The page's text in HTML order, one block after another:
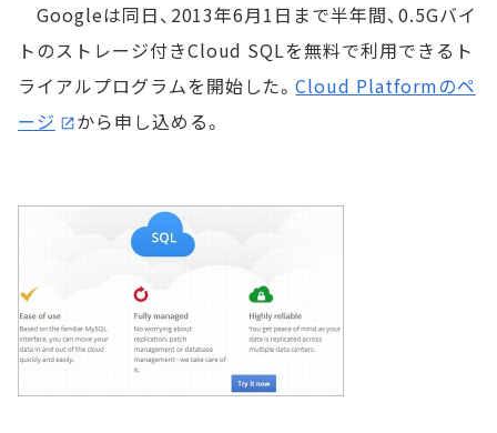
Googleは同日、2013年6月1日まで半年間、0.5Gバイ
トのストレージ付きCloud SQLを無料で利用できるト
ライアルプログラムを開始した。Cloud Platformのペ
ージ
から申し込める。